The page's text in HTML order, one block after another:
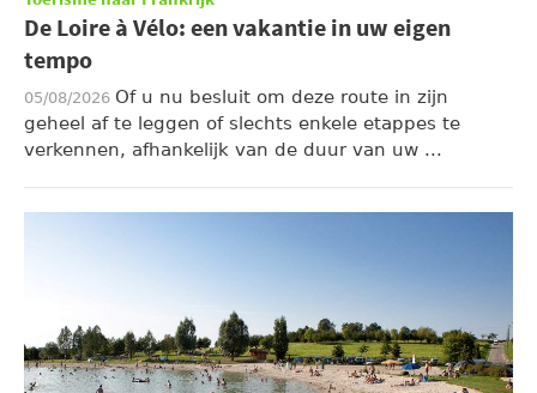
De Loire à Vélo: een vakantie in uw eigen
tempo
05/08/2026 Of u nu besluit om deze route in zijn
geheel af te leggen of slechts enkele etappes te
verkennen, afhankelijk van de duur van uw ...